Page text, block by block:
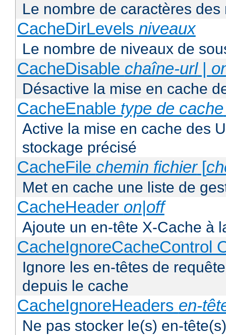
Le nombre de caractères
CacheDirLevels niveaux
Le nombre de niveaux de
CacheDisable chaîne-url|
Désactive la mise en cache
CacheEnable type de cache
Active la mise en cache des
stockage précisé
CacheFile chemin fichier[
Met en cache une liste de
CacheHeader on|off
Ajoute un en-tête X-Cache à
CacheIgnoreCacheControl
Ignore les en-têtes de
depuis le cache
CacheIgnoreHeaders en-
Ne pas stocker le(s) en-